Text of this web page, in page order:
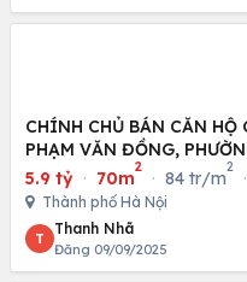
CHÍNH CHỦ BÁN CĂN
PHẠM VĂN ĐỒNG,
5.9 tỷ · 70m
2
· 84 tr/m
2
·
Thành phố Hà Nội
T
Thanh Nhã
Đăng 09/09/2025